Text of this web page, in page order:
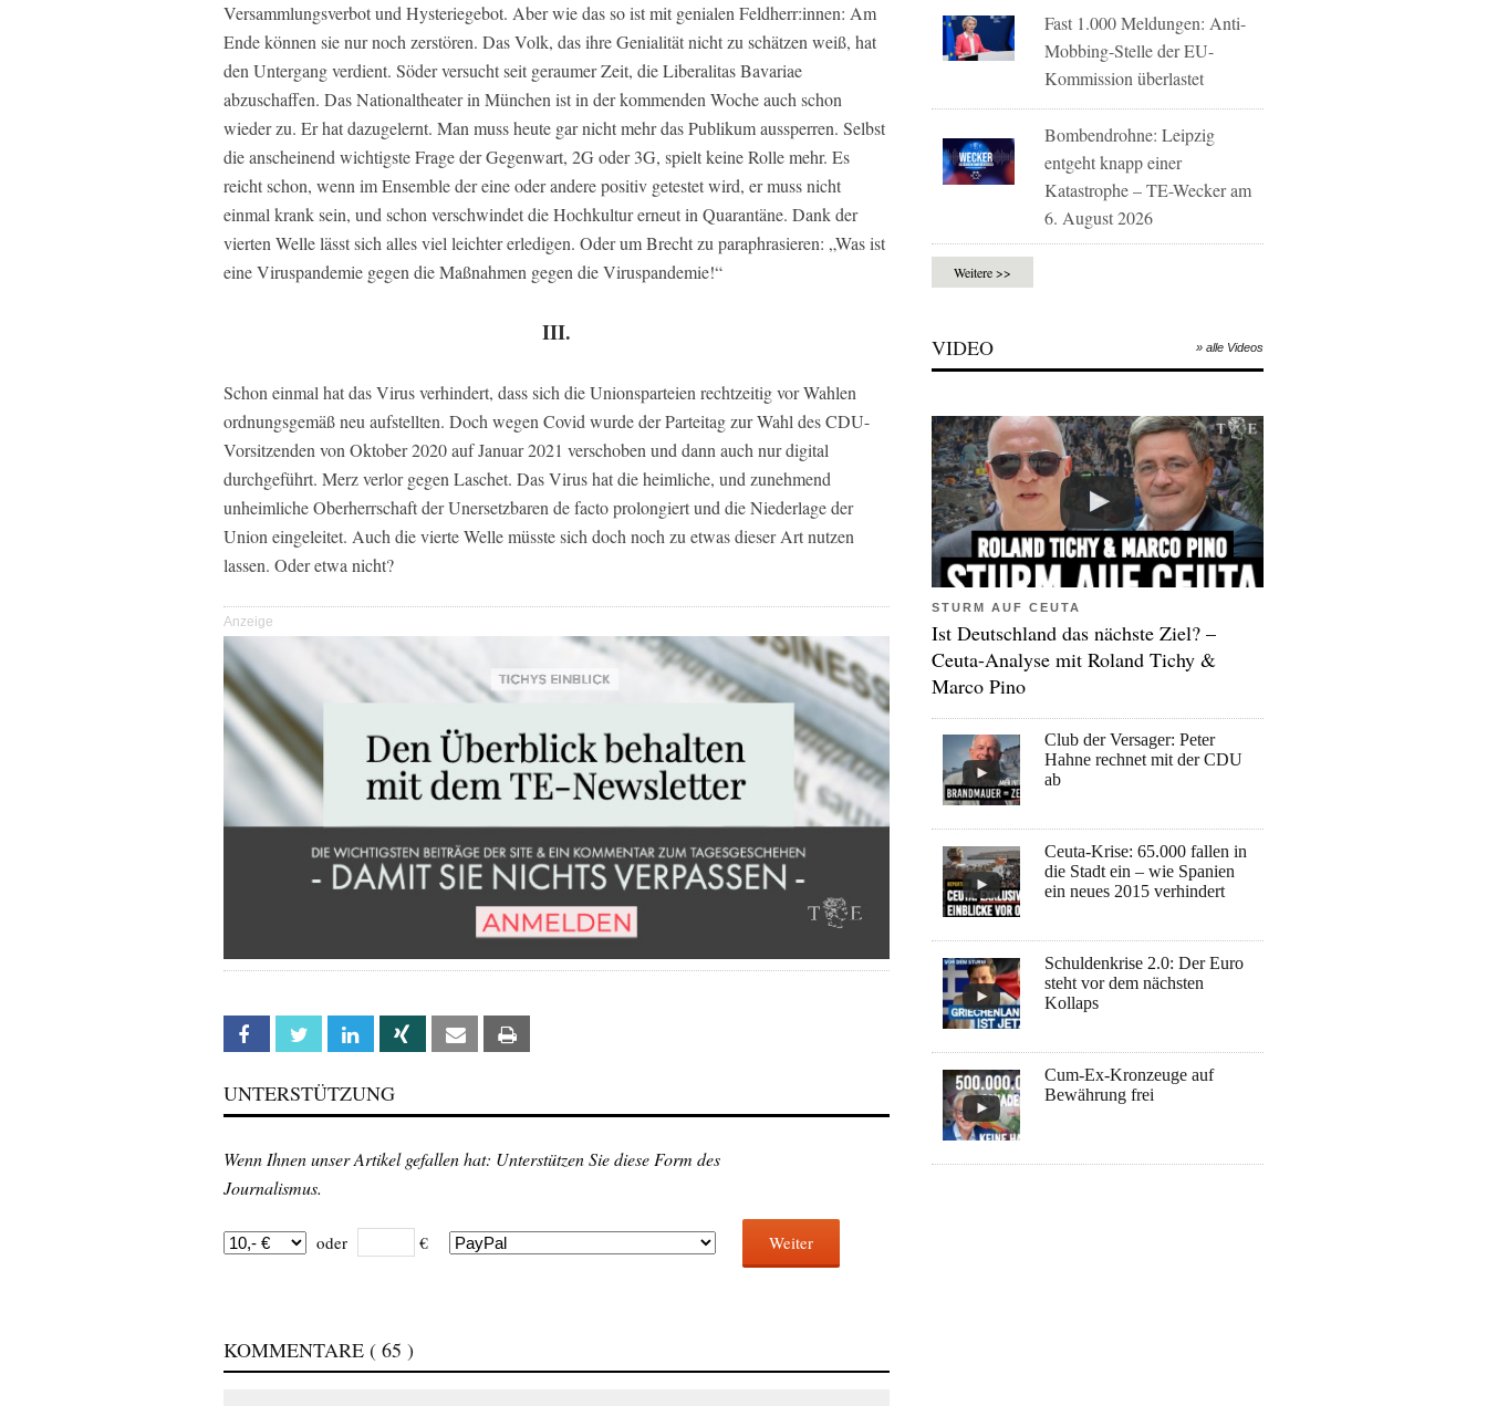
Versammlungsverbot und Hysteriegebot. Aber wie das so ist mit genialen Feldherr:innen: Am
Ende können sie nur noch zerstören. Das Volk, das ihre Genialität nicht zu schätzen weiß, hat
den Untergang verdient. Söder versucht seit geraumer Zeit, die Liberalitas Bavariae
abzuschaffen. Das Nationaltheater in München ist in der kommenden Woche auch schon
wieder zu. Er hat dazugelernt. Man muss heute gar nicht mehr das Publikum aussperren. Selbst
die anscheinend wichtigste Frage der Gegenwart, 2G oder 3G, spielt keine Rolle mehr. Es
reicht schon, wenn im Ensemble der eine oder andere positiv getestet wird, er muss nicht
einmal krank sein, und schon verschwindet die Hochkultur erneut in Quarantäne. Dank der
vierten Welle lässt sich alles viel leichter erledigen. Oder um Brecht zu paraphrasieren: „Was ist
eine Viruspandemie gegen die Maßnahmen gegen die Viruspandemie!“
III.
Schon einmal hat das Virus verhindert, dass sich die Unionsparteien rechtzeitig vor Wahlen
ordnungsgemäß neu aufstellten. Doch wegen Covid wurde der Parteitag zur Wahl des CDU-
Vorsitzenden von Oktober 2020 auf Januar 2021 verschoben und dann auch nur digital
durchgeführt. Merz verlor gegen Laschet. Das Virus hat die heimliche, und zunehmend
unheimliche Oberherrschaft der Unersetzbaren de facto prolongiert und die Niederlage der
Union eingeleitet. Auch die vierte Welle müsste sich doch noch zu etwas dieser Art nutzen
lassen. Oder etwa nicht?
Anzeige
Facebook Twitter Linkedin Xing Email
UNTERSTÜTZUNG
Wenn Ihnen unser Artikel gefallen hat: Unterstützen Sie diese Form des
Journalismus.
oder € Weiter
KOMMENTARE ( 65 )
Fast 1.000 Meldungen: Anti-
Mobbing-Stelle der EU-
Kommission überlastet
Bombendrohne: Leipzig
entgeht knapp einer
Katastrophe – TE-Wecker am
6. August 2026
Weitere >>
VIDEO » alle Videos
STURM AUF CEUTA
Ist Deutschland das nächste Ziel? –
Ceuta-Analyse mit Roland Tichy &
Marco Pino
Club der Versager: Peter
Hahne rechnet mit der CDU
ab
Ceuta-Krise: 65.000 fallen in
die Stadt ein – wie Spanien
ein neues 2015 verhindert
Schuldenkrise 2.0: Der Euro
steht vor dem nächsten
Kollaps
Cum-Ex-Kronzeuge auf
Bewährung frei